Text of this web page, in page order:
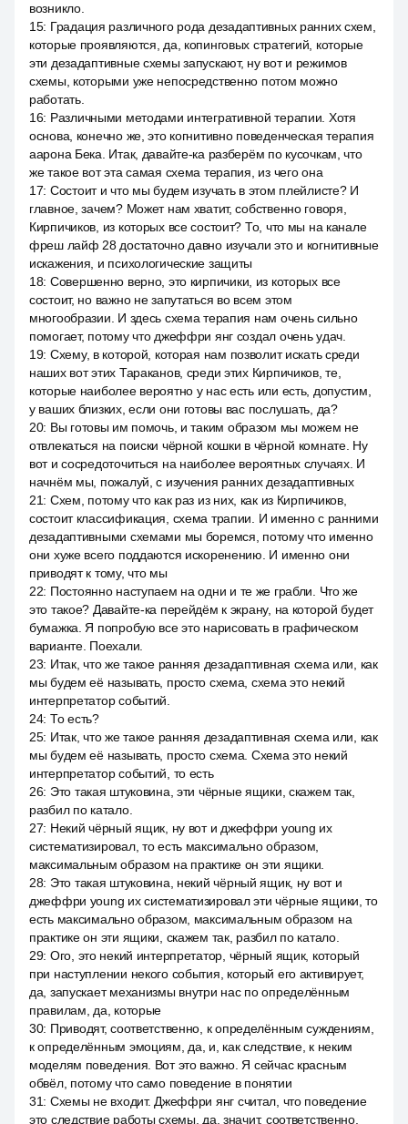
возникло.
15: Градация различного рода дезадаптивных ранних схем,
которые проявляются, да, копинговых стратегий, которые
эти дезадаптивные схемы запускают, ну вот и режимов
схемы, которыми уже непосредственно потом можно
работать.
16: Различными методами интегративной терапии. Хотя
основа, конечно же, это когнитивно поведенческая терапия
аарона Бека. Итак, давайте-ка разберём по кусочкам, что
же такое вот эта самая схема терапия, из чего она
17: Состоит и что мы будем изучать в этом плейлисте? И
главное, зачем? Может нам хватит, собственно говоря,
Кирпичиков, из которых все состоит? То, что мы на канале
фреш лайф 28 достаточно давно изучали это и когнитивные
искажения, и психологические защиты
18: Совершенно верно, это кирпичики, из которых все
состоит, но важно не запутаться во всем этом
многообразии. И здесь схема терапия нам очень сильно
помогает, потому что джеффри янг создал очень удач.
19: Схему, в которой, которая нам позволит искать среди
наших вот этих Тараканов, среди этих Кирпичиков, те,
которые наиболее вероятно у нас есть или есть, допустим,
у ваших близких, если они готовы вас послушать, да?
20: Вы готовы им помочь, и таким образом мы можем не
отвлекаться на поиски чёрной кошки в чёрной комнате. Ну
вот и сосредоточиться на наиболее вероятных случаях. И
начнём мы, пожалуй, с изучения ранних дезадаптивных
21: Схем, потому что как раз из них, как из Кирпичиков,
состоит классификация, схема трапии. И именно с ранними
дезадаптивными схемами мы боремся, потому что именно
они хуже всего поддаются искоренению. И именно они
приводят к тому, что мы
22: Постоянно наступаем на одни и те же грабли. Что же
это такое? Давайте-ка перейдём к экрану, на которой будет
бумажка. Я попробую все это нарисовать в графическом
варианте. Поехали.
23: Итак, что же такое ранняя дезадаптивная схема или, как
мы будем её называть, просто схема, схема это некий
интерпретатор событий.
24: То есть?
25: Итак, что же такое ранняя дезадаптивная схема или, как
мы будем её называть, просто схема. Схема это некий
интерпретатор событий, то есть
26: Это такая штуковина, эти чёрные ящики, скажем так,
разбил по катало.
27: Некий чёрный ящик, ну вот и джеффри young их
систематизировал, то есть максимально образом,
максимальным образом на практике он эти ящики.
28: Это такая штуковина, некий чёрный ящик, ну вот и
джеффри young их систематизировал эти чёрные ящики, то
есть максимально образом, максимальным образом на
практике он эти ящики, скажем так, разбил по катало.
29: Ого, это некий интерпретатор, чёрный ящик, который
при наступлении некого события, который его активирует,
да, запускает механизмы внутри нас по определённым
правилам, да, которые
30: Приводят, соответственно, к определённым суждениям,
к определённым эмоциям, да, и, как следствие, к неким
моделям поведения. Вот это важно. Я сейчас красным
обвёл, потому что само поведение в понятии
31: Схемы не входит. Джеффри янг считал, что поведение
это следствие работы схемы, да, значит, соответственно,